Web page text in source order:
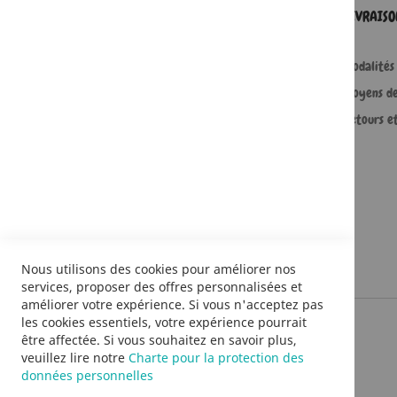
Moyens
Retours
Nous utilisons des cookies pour améliorer nos
services, proposer des offres personnalisées et
améliorer votre expérience. Si vous n'acceptez pas
les cookies essentiels, votre expérience pourrait
être affectée. Si vous souhaitez en savoir plus,
veuillez lire notre Charte pour la protection des
données personnelles